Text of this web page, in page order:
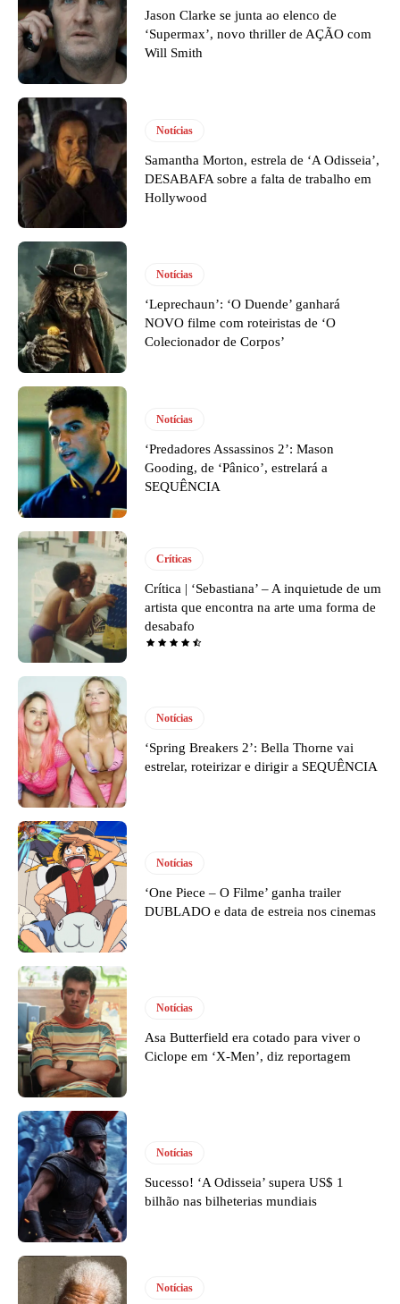
Jason Clarke se junta ao elenco de
‘Supermax’, novo thriller de AÇÃO com
Will Smith
Notícias
Samantha Morton, estrela de ‘A Odisseia’,
DESABAFA sobre a falta de trabalho em
Hollywood
Notícias
‘Leprechaun’: ‘O Duende’ ganhará
NOVO filme com roteiristas de ‘O
Colecionador de Corpos’
Notícias
‘Predadores Assassinos 2’: Mason
Gooding, de ‘Pânico’, estrelará a
SEQUÊNCIA
Críticas
Crítica | ‘Sebastiana’ – A inquietude de um
artista que encontra na arte uma forma de
desabafo
Notícias
‘Spring Breakers 2’: Bella Thorne vai
estrelar, roteirizar e dirigir a SEQUÊNCIA
Notícias
‘One Piece – O Filme’ ganha trailer
DUBLADO e data de estreia nos cinemas
Notícias
Asa Butterfield era cotado para viver o
Ciclope em ‘X-Men’, diz reportagem
Notícias
Sucesso! ‘A Odisseia’ supera US$ 1
bilhão nas bilheterias mundiais
Notícias